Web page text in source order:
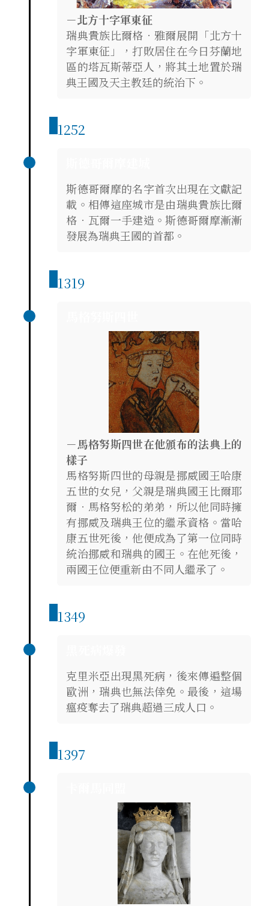
－北方十字軍東征
瑞典貴族比爾格．雅爾展開「北方十
字軍東征」，打敗居住在今日芬蘭地
區的塔瓦斯蒂亞人，將其土地置於瑞
典王國及天主教廷的統治下。
1252
斯德哥爾摩的名字首次出現在文獻記
載。相傳這座城市是由瑞典貴族比爾
格．瓦爾一手建造。斯德哥爾摩漸漸
發展為瑞典王國的首都。
1319
－馬格努斯四世在他頒布的法典上的
樣子
馬格努斯四世的母親是挪威國王哈康
五世的女兒，父親是瑞典國王比爾耶
爾．馬格努松的弟弟，所以他同時擁
有挪威及瑞典王位的繼承資格。當哈
康五世死後，他便成為了第一位同時
統治挪威和瑞典的國王。在他死後，
兩國王位便重新由不同人繼承了。
1349
克里米亞出現黑死病，後來傳遍整個
歐洲，瑞典也無法倖免。最後，這場
瘟疫奪去了瑞典超過三成人口。
1397